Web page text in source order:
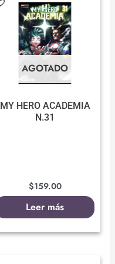
AGOTADO
MY HERO ACADEMIA
N.31
$159.00
Leer más